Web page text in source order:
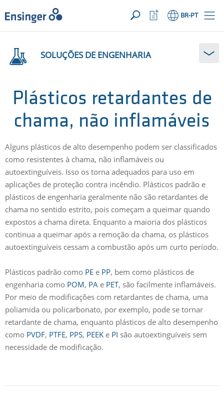
SUA SOLICITAÇÃO ({{productCount}} Products)
ABRIR
Início BR-PT
Abrir
lista
de
podemos
ajudá-
SOLUÇÕES DE ENGENHARIA
Plásticos retardantes de
chama, não inflamáveis
Alguns plásticos de alto desempenho podem ser classificados
como resistentes à chama, não inflamáveis ou
autoextinguíveis. Isso os torna adequados para uso em
aplicações de proteção contra incêndio. Plásticos padrão e
plásticos de engenharia geralmente não são retardantes de
chama no sentido estrito, pois começam a queimar quando
expostos a chama direta. Enquanto a maioria dos plásticos
continua a queimar após a remoção da chama, os plásticos
autoextinguíveis cessam a combustão após um curto período.
Plásticos padrão como PE e PP, bem como plásticos de
engenharia como POM, PA e PET, são facilmente inflamáveis.
Por meio de modificações com retardantes de chama, uma
poliamida ou policarbonato, por exemplo, pode se tornar
retardante de chama, enquanto plásticos de alto desempenho
como PVDF, PTFE, PPS, PEEK e PI são autoextinguíveis sem
necessidade de modificação.